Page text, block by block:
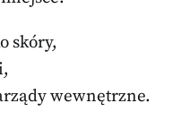
skóry,
wewnętrzne.